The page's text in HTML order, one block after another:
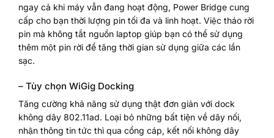
ngay cả khi máy vẫn đang hoạt động, Power Bridge cung
cấp cho bạn thời lượng pin tối đa và linh hoạt. Việc tháo rời
pin mà không tắt nguồn laptop giúp bạn có thể sử dụng
thêm một pin rời để tăng thời gian sử dụng giữa các lần
sạc.
– Tùy chọn WiGig Docking
Tăng cường khả năng sử dụng thật đơn giản với dock
không dây 802.11ad. Loại bỏ những bất tiện về dây nối,
nhận thông tin tức thì qua cổng cáp, kết nối không dây